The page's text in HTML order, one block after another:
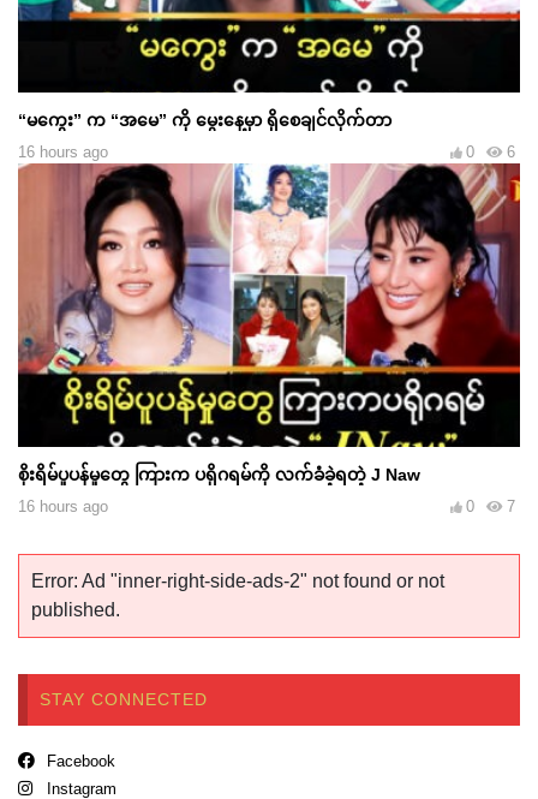
“မကွေး” က “အမေ” ကို မွေးနေ့မှာ ရှိစေချင်လိုက်တာ
16 hours ago 6
0
စိုးရိမ်ပူပန်မှုတွေ ကြားက ပရိုဂရမ်ကို လက်ခံခဲ့ရတဲ့ J Naw
16 hours ago 7
0
Error: Ad "inner-right-side-ads-2" not found or not
published.
STAY CONNECTED
Facebook
Instagram